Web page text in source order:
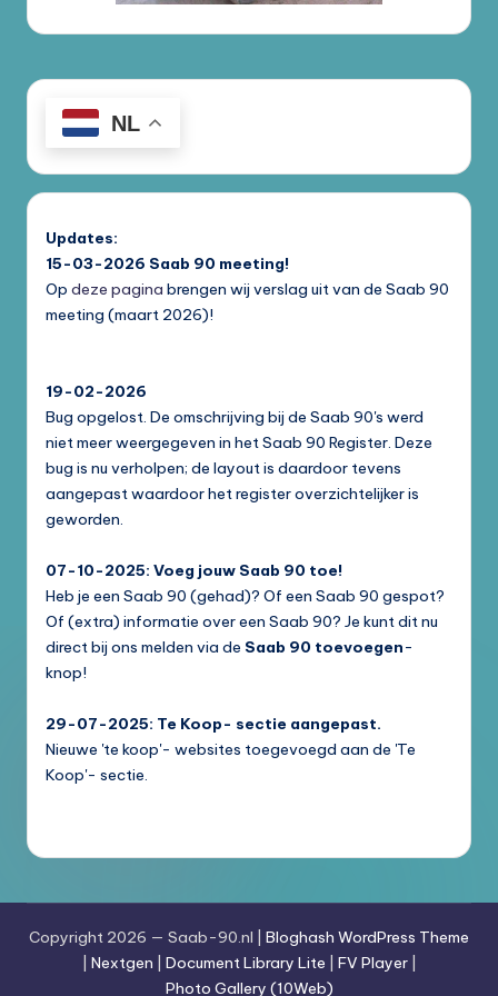
NL
Updates:
15-03-2026 Saab 90 meeting!
Op deze pagina brengen wij verslag uit van de Saab 90
meeting (maart 2026)!
19-02-2026
Bug opgelost. De omschrijving bij de Saab 90's werd
niet meer weergegeven in het Saab 90 Register. Deze
bug is nu verholpen; de layout is daardoor tevens
aangepast waardoor het register overzichtelijker is
geworden.
07-10-2025: Voeg jouw Saab 90 toe!
Heb je een Saab 90 (gehad)? Of een Saab 90 gespot?
Of (extra) informatie over een Saab 90? Je kunt dit nu
direct bij ons melden via de Saab 90 toevoegen-
knop!
29-07-2025: Te Koop- sectie aangepast.
Nieuwe 'te koop'- websites toegevoegd aan de 'Te
Koop'- sectie.
Copyright 2026 — Saab-90.nl | Bloghash WordPress Theme
Nextgen Document Library Lite FV Player|
Photo Gallery (10Web)